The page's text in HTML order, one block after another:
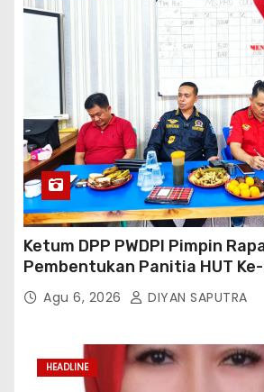
Ketum DPP PWDPI Pimpin
Pembentukan Panitia HUT
Susunan Dan Rangkaian
Agu 6, 2026 DIYAN SAPUTRA
HEADLINE